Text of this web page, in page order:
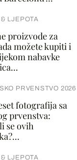
LJEPOTA
proizvode za
možete kupiti i
nabavke
PRVENSTVO 2026
fotografija sa
prvenstva:
se ovih
LJEPOTA